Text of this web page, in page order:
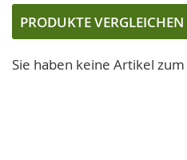
PRODUKTE VERGLEICHEN
Sie haben keine Artikel